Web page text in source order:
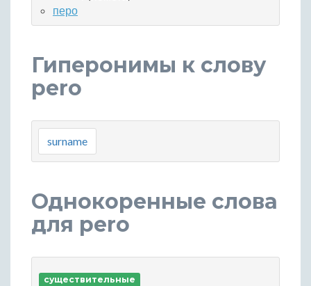
перо
Гиперонимы к слову
pero
surname
Однокоренные слова
для pero
существительные